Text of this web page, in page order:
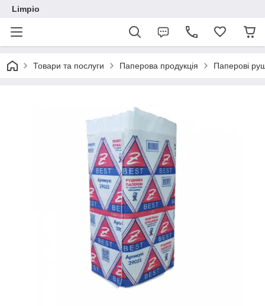
Limpio
Товари та послуги Паперова продукція Паперові